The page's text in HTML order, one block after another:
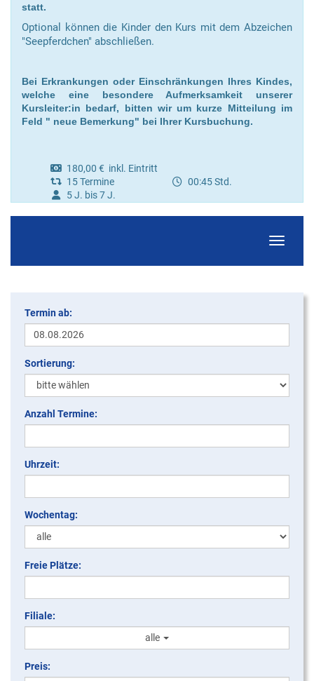
statt.
Optional können die Kinder den Kurs mit dem Abzeichen
"Seepferdchen" abschließen.
Bei Erkrankungen oder Einschränkungen Ihres Kindes,
welche eine besondere Aufmerksamkeit unserer
Kursleiter:in bedarf, bitten wir um kurze Mitteilung im
Feld " neue Bemerkung" bei Ihrer Kursbuchung.
180,00 € inkl. Eintritt
15 Termine
00:45 Std.
5 J. bis 7 J.
Termin ab:
Sortierung:
Anzahl Termine:
Uhrzeit:
Wochentag:
Freie Plätze:
Filiale:
alle
Preis: